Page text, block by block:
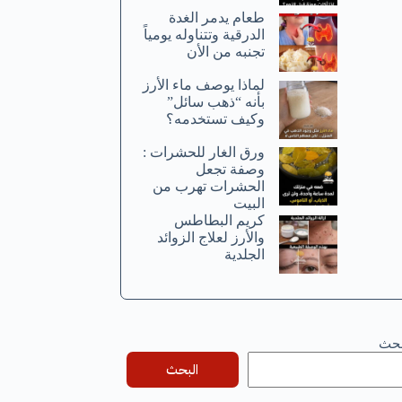
طعام يدمر الغدة
الدرقية وتتناوله يومياً
تجنبه من الأن
لماذا يوصف ماء الأرز
بأنه “ذهب سائل”
وكيف تستخدمه؟
ورق الغار للحشرات :
وصفة تجعل
الحشرات تهرب من
البيت
كريم البطاطس
والأرز لعلاج الزوائد
الجلدية
البحث